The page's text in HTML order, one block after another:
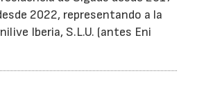
2022, representando a la
Iberia, S.L.U. (antes Eni